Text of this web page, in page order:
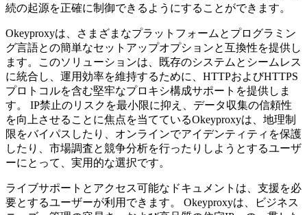
続の起源を正確に制御できるようにすることができます。
Okeyproxyは、さまざまなプラットフォームとプログラミン
グ言語との簡単なセットアップオプションと互換性を提供し
ます。このソリューションは、既存のシステムとシームレス
に統合し、運用効率を維持するために、HTTPおよびHTTPS
プロトコルを含む堅牢なプロキシ構成サポートを提供しま
す。 IP禁止のリスクを最小限に抑え、データ収集の信頼性
を向上させることに焦点を当てているOkeyproxyは、地理制
限をバイパスしたり、オンラインでアイデンティティを保護
したり、市場調査と競争分析を行ったりしようとするユーザ
ーにとって、実用的な選択です。
ライブサポートとアクセス可能なドキュメントは、支援を必
要とするユーザーが利用できます。 Okeyproxyは、ビジネス